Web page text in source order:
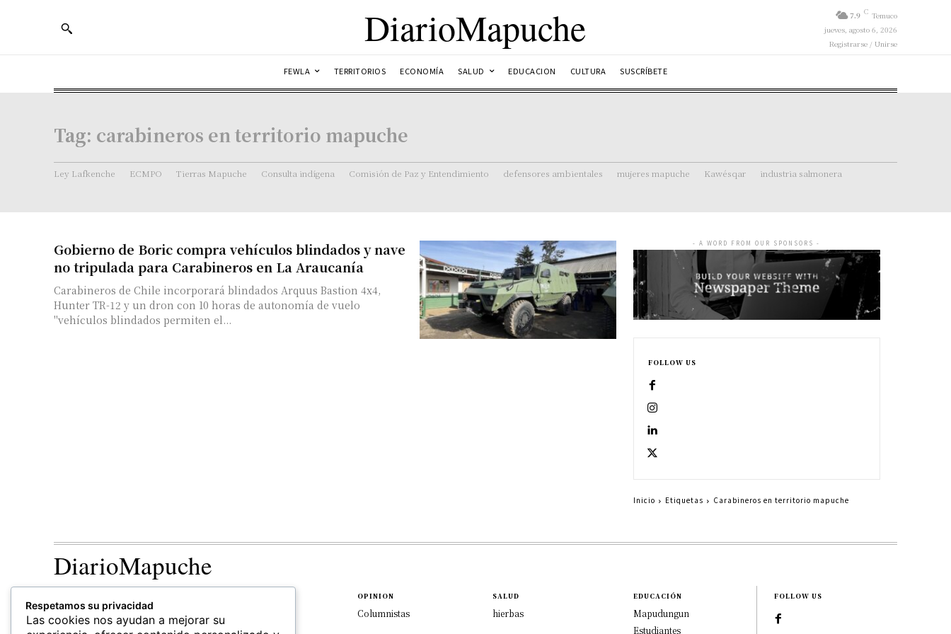
DiarioMapuche 7.9 C Temuco
jueves, agosto 6, 2026
Registrarse / Unirse
FEWLA TERRITORIOS ECONOMÍA SALUD EDUCACION CULTURA SUSCRÍBETE
Tag: carabineros en territorio mapuche
Ley Lafkenche ECMPO Tierras Mapuche Consulta indígena Comisión de Paz y Entendimiento defensores ambientales mujeres mapuche Kawésqar industria salmonera
Gobierno de Boric compra vehículos blindados y nave
no tripulada para Carabineros en La Araucanía
Carabineros de Chile incorporará blindados Arquus Bastion 4x4,
Hunter TR-12 y un dron con 10 horas de autonomía de vuelo
"vehículos blindados permiten el...
- A WORD FROM OUR SPONSORS -
FOLLOW US
Inicio Etiquetas Carabineros en territorio mapuche
DiarioMapuche
OPINION
Columnistas
SALUD
hierbas
EDUCACIÓN
Mapudungun
Estudiantes
FOLLOW US
Respetamos su privacidad
Las cookies nos ayudan a mejorar su